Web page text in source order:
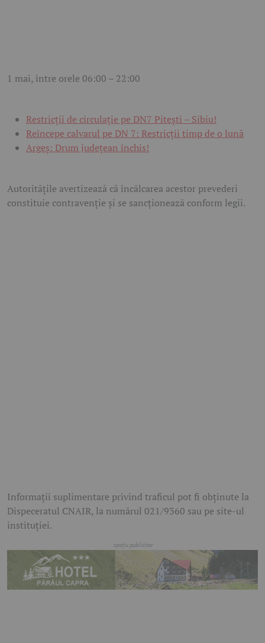
1 mai, între orele 06:00 – 22:00
Restricții de circulație pe DN7 Pitești – Sibiu!
Reîncepe calvarul pe DN 7: Restricții timp de o lună
Argeș: Drum județean închis!
Autoritățile avertizează că încălcarea acestor prevederi
constituie contravenție și se sancționează conform legii.
Informații suplimentare privind traficul pot fi obținute la
Dispeceratul CNAIR, la numărul 021/9360 sau pe site-ul
instituției.